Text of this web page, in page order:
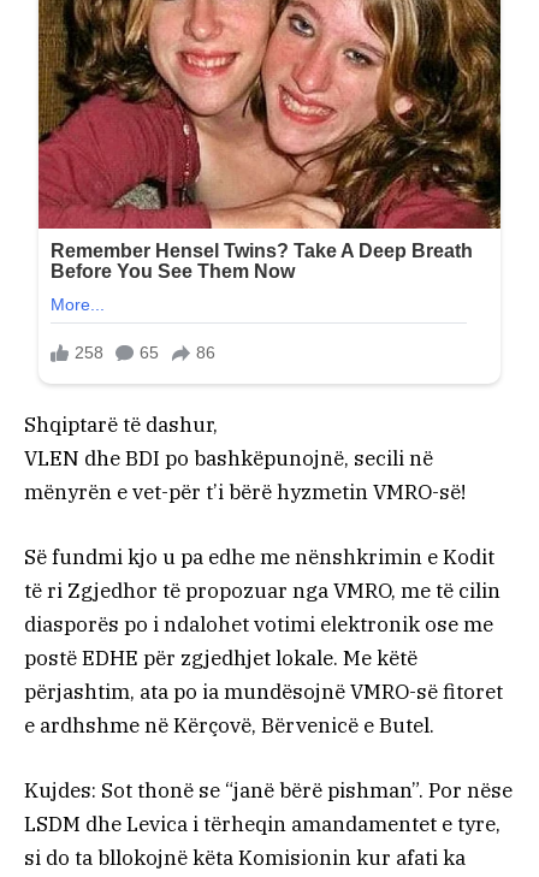
Shqiptarë të dashur,
VLEN dhe BDI po bashkëpunojnë, secili në
mënyrën e vet-për t’i bërë hyzmetin VMRO-së!
Së fundmi kjo u pa edhe me nënshkrimin e Kodit
të ri Zgjedhor të propozuar nga VMRO, me të cilin
diasporës po i ndalohet votimi elektronik ose me
postë EDHE për zgjedhjet lokale. Me këtë
përjashtim, ata po ia mundësojnë VMRO-së fitoret
e ardhshme në Kërçovë, Bërvenicë e Butel.
Kujdes: Sot thonë se “janë bërë pishman”. Por nëse
LSDM dhe Levica i tërheqin amandamentet e tyre,
si do ta bllokojnë këta Komisionin kur afati ka